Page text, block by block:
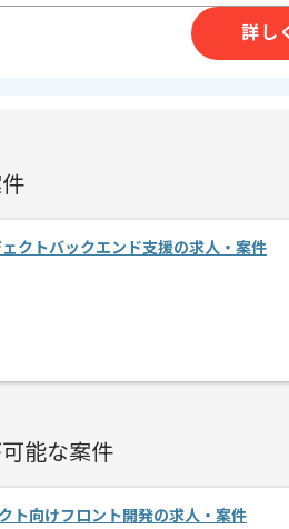
2026/05/28
複数案件を保有している企業ですので、
詳し
ェクトバックエンド支援の求人・案件
能な案件
ト向けフロント開発の求人・案件